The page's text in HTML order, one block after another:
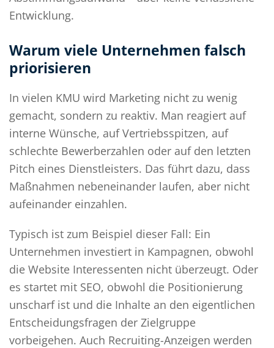
Entwicklung.
Warum viele Unternehmen falsch
priorisieren
In vielen KMU wird Marketing nicht zu wenig
gemacht, sondern zu reaktiv. Man reagiert auf
interne Wünsche, auf Vertriebsspitzen, auf
schlechte Bewerberzahlen oder auf den letzten
Pitch eines Dienstleisters. Das führt dazu, dass
Maßnahmen nebeneinander laufen, aber nicht
aufeinander einzahlen.
Typisch ist zum Beispiel dieser Fall: Ein
Unternehmen investiert in Kampagnen, obwohl
die Website Interessenten nicht überzeugt. Oder
es startet mit SEO, obwohl die Positionierung
unscharf ist und die Inhalte an den eigentlichen
Entscheidungsfragen der Zielgruppe
vorbeigehen. Auch Recruiting-Anzeigen werden